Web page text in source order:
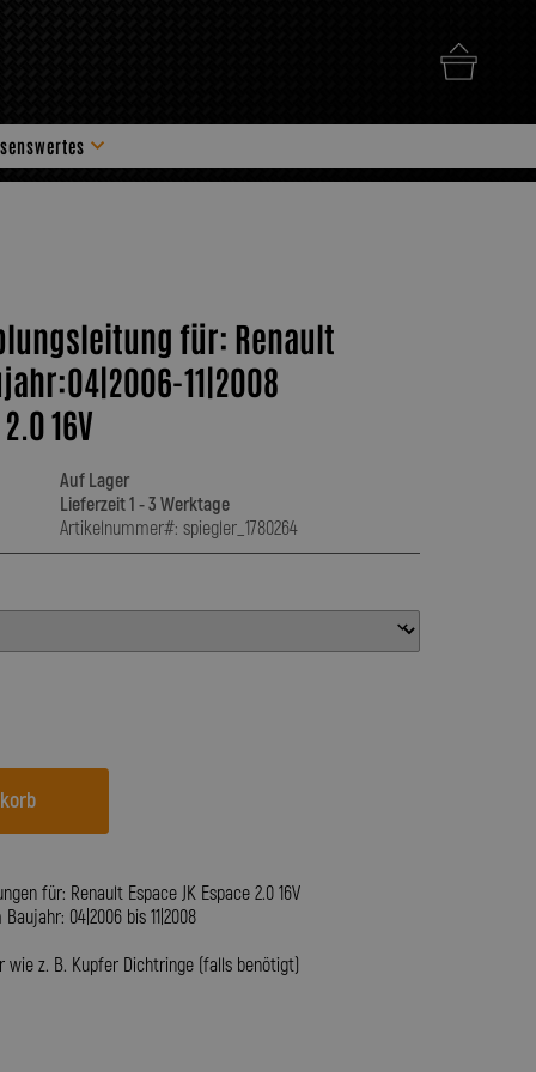
für: Renault
11|2008
16V
Auf Lager
Lieferzeit 1 - 3 Werktage
Artikelnummer#: spiegler_1780264
für: Renault Espace JK Espace 2.0 16V
04|2006 bis 11|2008
z. B. Kupfer Dichtringe (falls benötigt)